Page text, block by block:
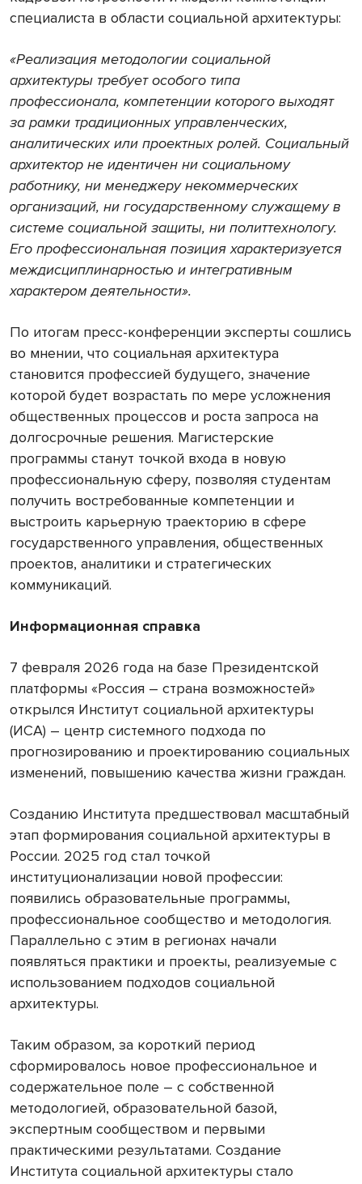
специалиста в области социальной архитектуры:
«Реализация методологии социальной
архитектуры требует особого типа
профессионала, компетенции которого выходят
за рамки традиционных управленческих,
аналитических или проектных ролей. Социальный
архитектор не идентичен ни социальному
работнику, ни менеджеру некоммерческих
организаций, ни государственному служащему в
системе социальной защиты, ни политтехнологу.
Его профессиональная позиция характеризуется
междисциплинарностью и интегративным
характером деятельности».
По итогам пресс-конференции эксперты сошлись
во мнении, что социальная архитектура
становится профессией будущего, значение
которой будет возрастать по мере усложнения
общественных процессов и роста запроса на
долгосрочные решения. Магистерские
программы станут точкой входа в новую
профессиональную сферу, позволяя студентам
получить востребованные компетенции и
выстроить карьерную траекторию в сфере
государственного управления, общественных
проектов, аналитики и стратегических
коммуникаций.
Информационная справка
7 февраля 2026 года на базе Президентской
платформы «Россия – страна возможностей»
открылся Институт социальной архитектуры
(ИСА) – центр системного подхода по
прогнозированию и проектированию социальных
изменений, повышению качества жизни граждан.
Созданию Института предшествовал масштабный
этап формирования социальной архитектуры в
России. 2025 год стал точкой
институционализации новой профессии:
появились образовательные программы,
профессиональное сообщество и методология.
Параллельно с этим в регионах начали
появляться практики и проекты, реализуемые с
использованием подходов социальной
архитектуры.
Таким образом, за короткий период
сформировалось новое профессиональное и
содержательное поле – с собственной
методологией, образовательной базой,
экспертным сообществом и первыми
практическими результатами. Создание
Института социальной архитектуры стало